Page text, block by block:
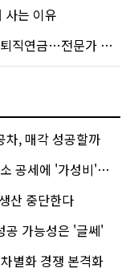
사는 이유
금…전문가 조언은
, 매각 성공할까
에 '가성비'로 맞불
산 중단한다
가능성은 '글쎄'
별화 경쟁 본격화